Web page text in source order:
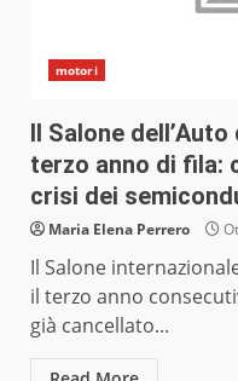
motori
Il Salone
terzo anno di fila:
crisi dei
Maria Elena Perrero
Il Salone
il terzo anno
già cancellato...